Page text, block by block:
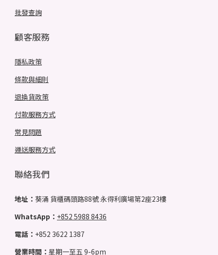
批發查詢
顧客服務
隱私政策
條款與細則
退換貨政策
付款服務方式
常見問題
運送服務方式
聯絡我們
地址： 葵涌 貨櫃碼頭路88號 永得利廣場第2座23樓
WhatsApp： +852 5988 8436
電話： +852 3622 1387
營業時間： 星期一至五 9-6pm